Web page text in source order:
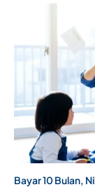
Bayar 10 Bulan,